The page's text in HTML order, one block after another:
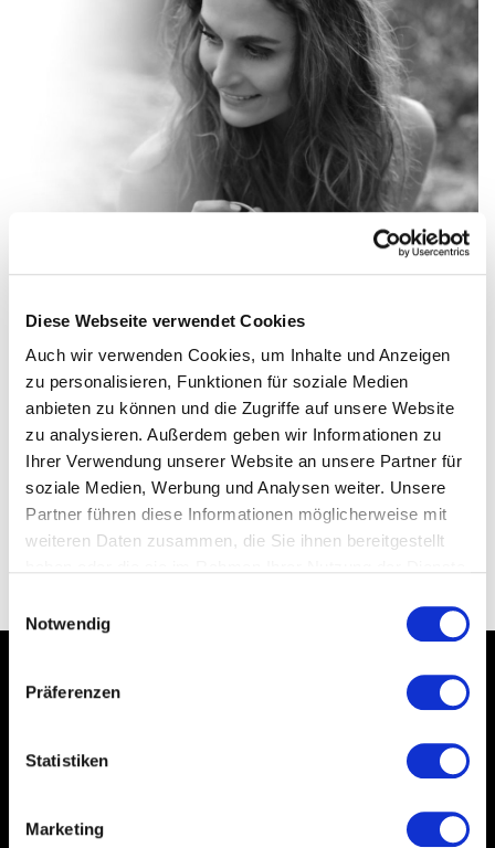
Diese Webseite verwendet Cookies
Auch wir verwenden Cookies, um Inhalte und Anzeigen
zu personalisieren, Funktionen für soziale Medien
anbieten zu können und die Zugriffe auf unsere Website
zu analysieren. Außerdem geben wir Informationen zu
Ihrer Verwendung unserer Website an unsere Partner für
soziale Medien, Werbung und Analysen weiter. Unsere
Partner führen diese Informationen möglicherweise mit
weiteren Daten zusammen, die Sie ihnen bereitgestellt
Notwendig
Präferenzen
Statistiken
Marketing
*Alle Preise inkl. gesetzl. MwSt., zzgl. Versandkosten
SOCIAL MEDIA